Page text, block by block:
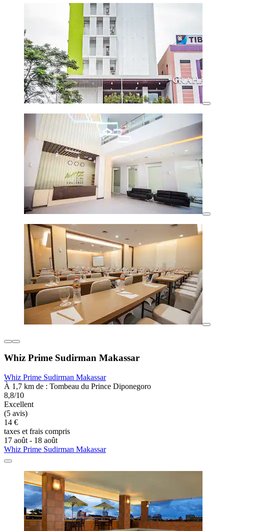
Whiz Prime Sudirman Makassar
Whiz Prime Sudirman Makassar
À 1,7 km de : Tombeau du Prince Diponegoro
8,8/10
Excellent
(5 avis)
14 €
taxes et frais compris
17 août - 18 août
Whiz Prime Sudirman Makassar